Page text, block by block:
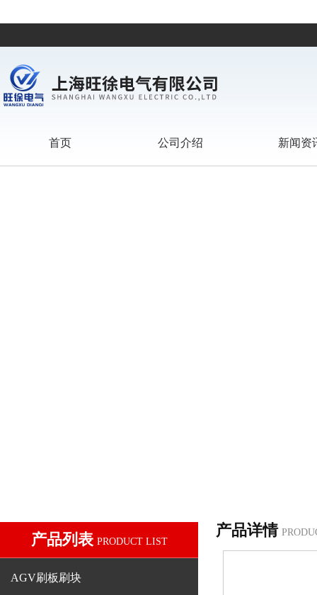
首页 公司介绍 新闻资
产品列表 PRODUCT LIST
AGV刷板刷块
产品详情